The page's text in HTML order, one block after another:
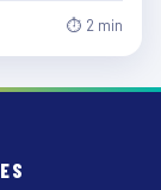
⏱ 2 min